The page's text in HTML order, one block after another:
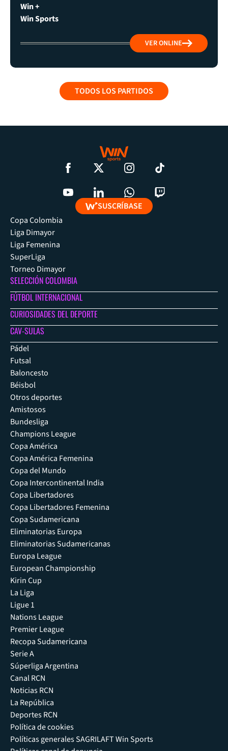
Win +
Win Sports
VER ONLINE
TODOS LOS PARTIDOS
SUSCRÍBASE
Copa Colombia
Liga Dimayor
Liga Femenina
SuperLiga
Torneo Dimayor
SELECCIÓN COLOMBIA
FÚTBOL INTERNACIONAL
CURIOSIDADES DEL DEPORTE
CAV-SULAS
Pádel
Futsal
Baloncesto
Béisbol
Otros deportes
Amistosos
Bundesliga
Champions League
Copa América
Copa América Femenina
Copa del Mundo
Copa Intercontinental India
Copa Libertadores
Copa Libertadores Femenina
Copa Sudamericana
Eliminatorias Europa
Eliminatorias Sudamericanas
Europa League
European Championship
Kirin Cup
La Liga
Ligue 1
Nations League
Premier League
Recopa Sudamericana
Serie A
Súperliga Argentina
Canal RCN
Noticias RCN
La República
Deportes RCN
Política de cookies
Políticas generales SAGRILAFT Win Sports